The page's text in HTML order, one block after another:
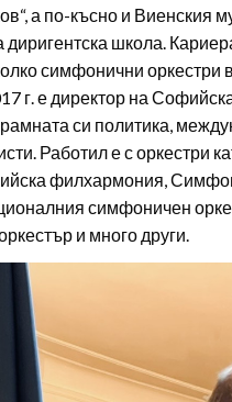
а по-късно и Виенския
диригентска школа.
симфонични оркестри
г. е директор на
си политика,
Работил е с оркестри
филхармония,
симфоничен
и много други.